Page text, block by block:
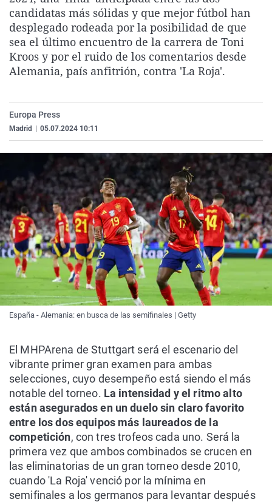
La rosa de los vientos
Gente viajera
Como el perro y el
Caso
Retornados
Equipo de
Operación Viuda
Extremadura
Galicia
La Rioja
Navarra
Virales
Televisión
Elecciones
candidatas más sólidas y que mejor fútbol han
desplegado rodeada por la posibilidad de que
sea el último encuentro de la carrera de Toni
Kroos y por el ruido de los comentarios desde
Alemania, país anfitrión, contra 'La Roja'.
Europa Press
Madrid 05.07.2024 10:11
España - Alemania: en busca de las semifinales | Getty
El MHPArena de Stuttgart será el escenario del
vibrante primer gran examen para ambas
selecciones, cuyo desempeño está siendo el más
notable del torneo. La intensidad y el ritmo alto
están asegurados en un duelo sin claro favorito
entre los dos equipos más laureados de la
competición, con tres trofeos cada uno. Será la
primera vez que ambos combinados se crucen en
las eliminatorias de un gran torneo desde 2010,
cuando 'La Roja' venció por la mínima en
semifinales a los germanos para levantar después